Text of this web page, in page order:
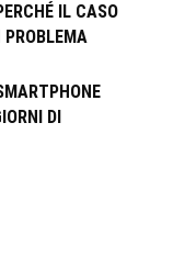
IL CASO
PROBLEMA
DI